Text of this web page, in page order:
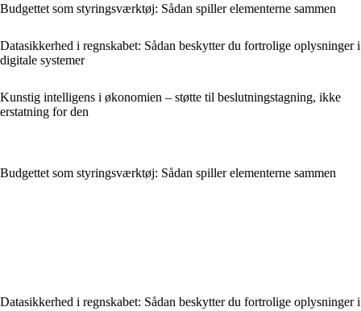
Budgettet som styringsværktøj: Sådan spiller elementerne sammen
Datasikkerhed i regnskabet: Sådan beskytter du fortrolige oplysninger i
digitale systemer
Kunstig intelligens i økonomien – støtte til beslutningstagning, ikke
erstatning for den
Budgettet som styringsværktøj: Sådan spiller elementerne sammen
Datasikkerhed i regnskabet: Sådan beskytter du fortrolige oplysninger i